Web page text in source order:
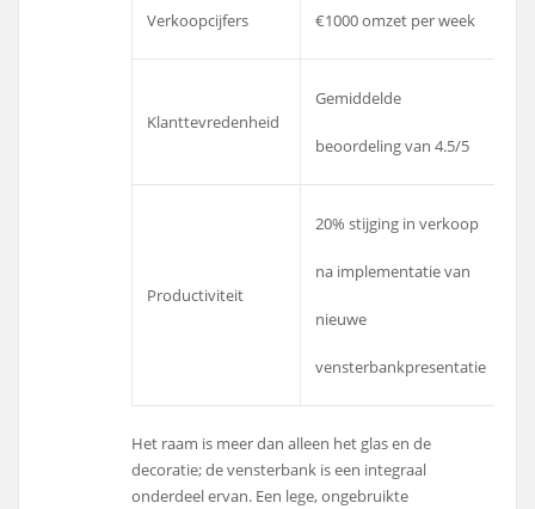
Verkoopcijfers €1000 omzet per week
Klanttevredenheid
Gemiddelde
beoordeling van 4.5/5
Productiviteit
20% stijging in verkoop
na implementatie van
nieuwe
vensterbankpresentatie
Het raam is meer dan alleen het glas en de
decoratie; de vensterbank is een integraal
onderdeel ervan. Een lege, ongebruikte